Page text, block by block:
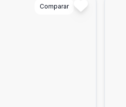
Comparar